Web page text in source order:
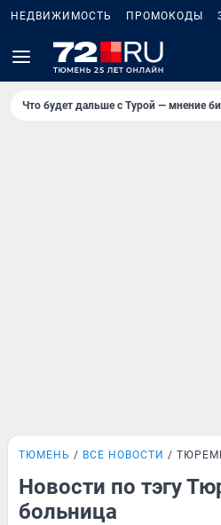
НЕДВИЖИМОСТЬ ПРОМОКОДЫ
Что будет дальше с Турой — мнение
ТЮМЕНЬ ВСЕ НОВОСТИ
Новости по тэгу
больница